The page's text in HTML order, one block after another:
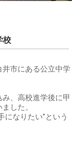
校
市にある公立中学
、高校進学後に甲
した。
になりたい”という